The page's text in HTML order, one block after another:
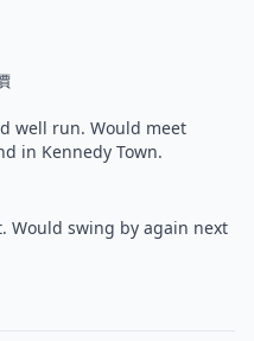
well run. Would meet
in Kennedy Town.
swing by again next